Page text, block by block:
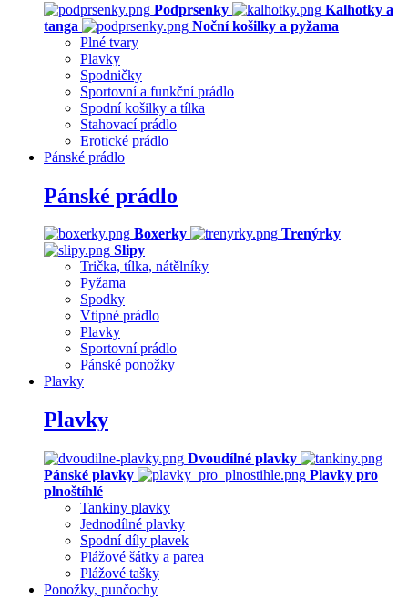
Podprsenky
Kalhotky a
tanga
Noční košilky a pyžama
Plné tvary
Plavky
Spodničky
Sportovní a funkční prádlo
Spodní košilky a tílka
Stahovací prádlo
Erotické prádlo
Pánské prádlo
Pánské prádlo
Boxerky
Trenýrky
Slipy
Trička, tílka, nátělníky
Pyžama
Spodky
Vtipné prádlo
Plavky
Sportovní prádlo
Pánské ponožky
Plavky
Plavky
Dvoudílné plavky
Pánské plavky
Plavky pro
plnoštíhlé
Tankiny plavky
Jednodílné plavky
Spodní díly plavek
Plážové šátky a parea
Plážové tašky
Ponožky, punčochy